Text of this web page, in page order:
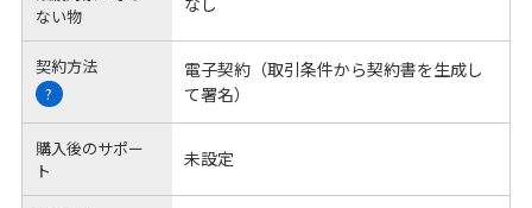
ない物
契約方法
?
電子契約（取引条件から契約書を生成し
て署名）
購入後のサポー
ト
未設定